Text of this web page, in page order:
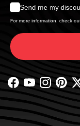
Send me my
For more information, check
Facebook
YouTubeInstagram